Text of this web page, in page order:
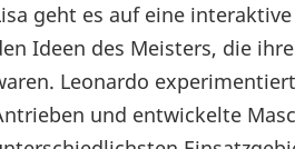
geht es auf eine
Ideen des Meisters, die
Leonardo
und entwickelte